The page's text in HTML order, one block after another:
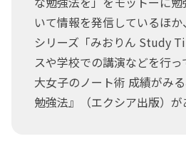
いて情報を発信しているほ
シリーズ「みおりん Study
スや学校での講演などを行
大女子のノート術 成績がみ
勉強法』（エクシア出版）が